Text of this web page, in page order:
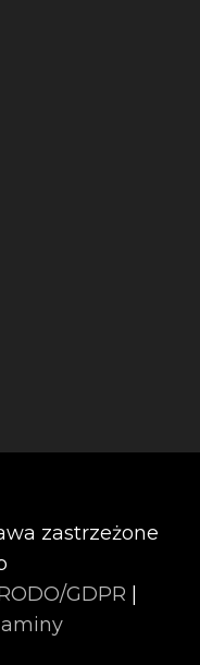
zastrzeżone
GDPR